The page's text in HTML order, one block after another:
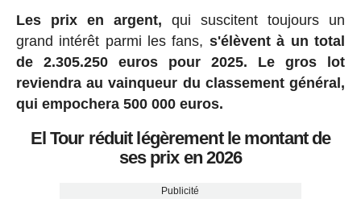
Les prix en argent, qui suscitent toujours un
grand intérêt parmi les fans, s'élèvent à un total
de 2.305.250 euros pour 2025.
Le gros lot
reviendra au vainqueur du classement général,
qui empochera 500 000 euros.
El Tour réduit légèrement le montant de
ses prix en 2026
Publicité